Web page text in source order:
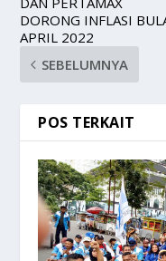
DORONG INFLASI
APRIL 2022
SEBELUMNYA
POS TERKAIT